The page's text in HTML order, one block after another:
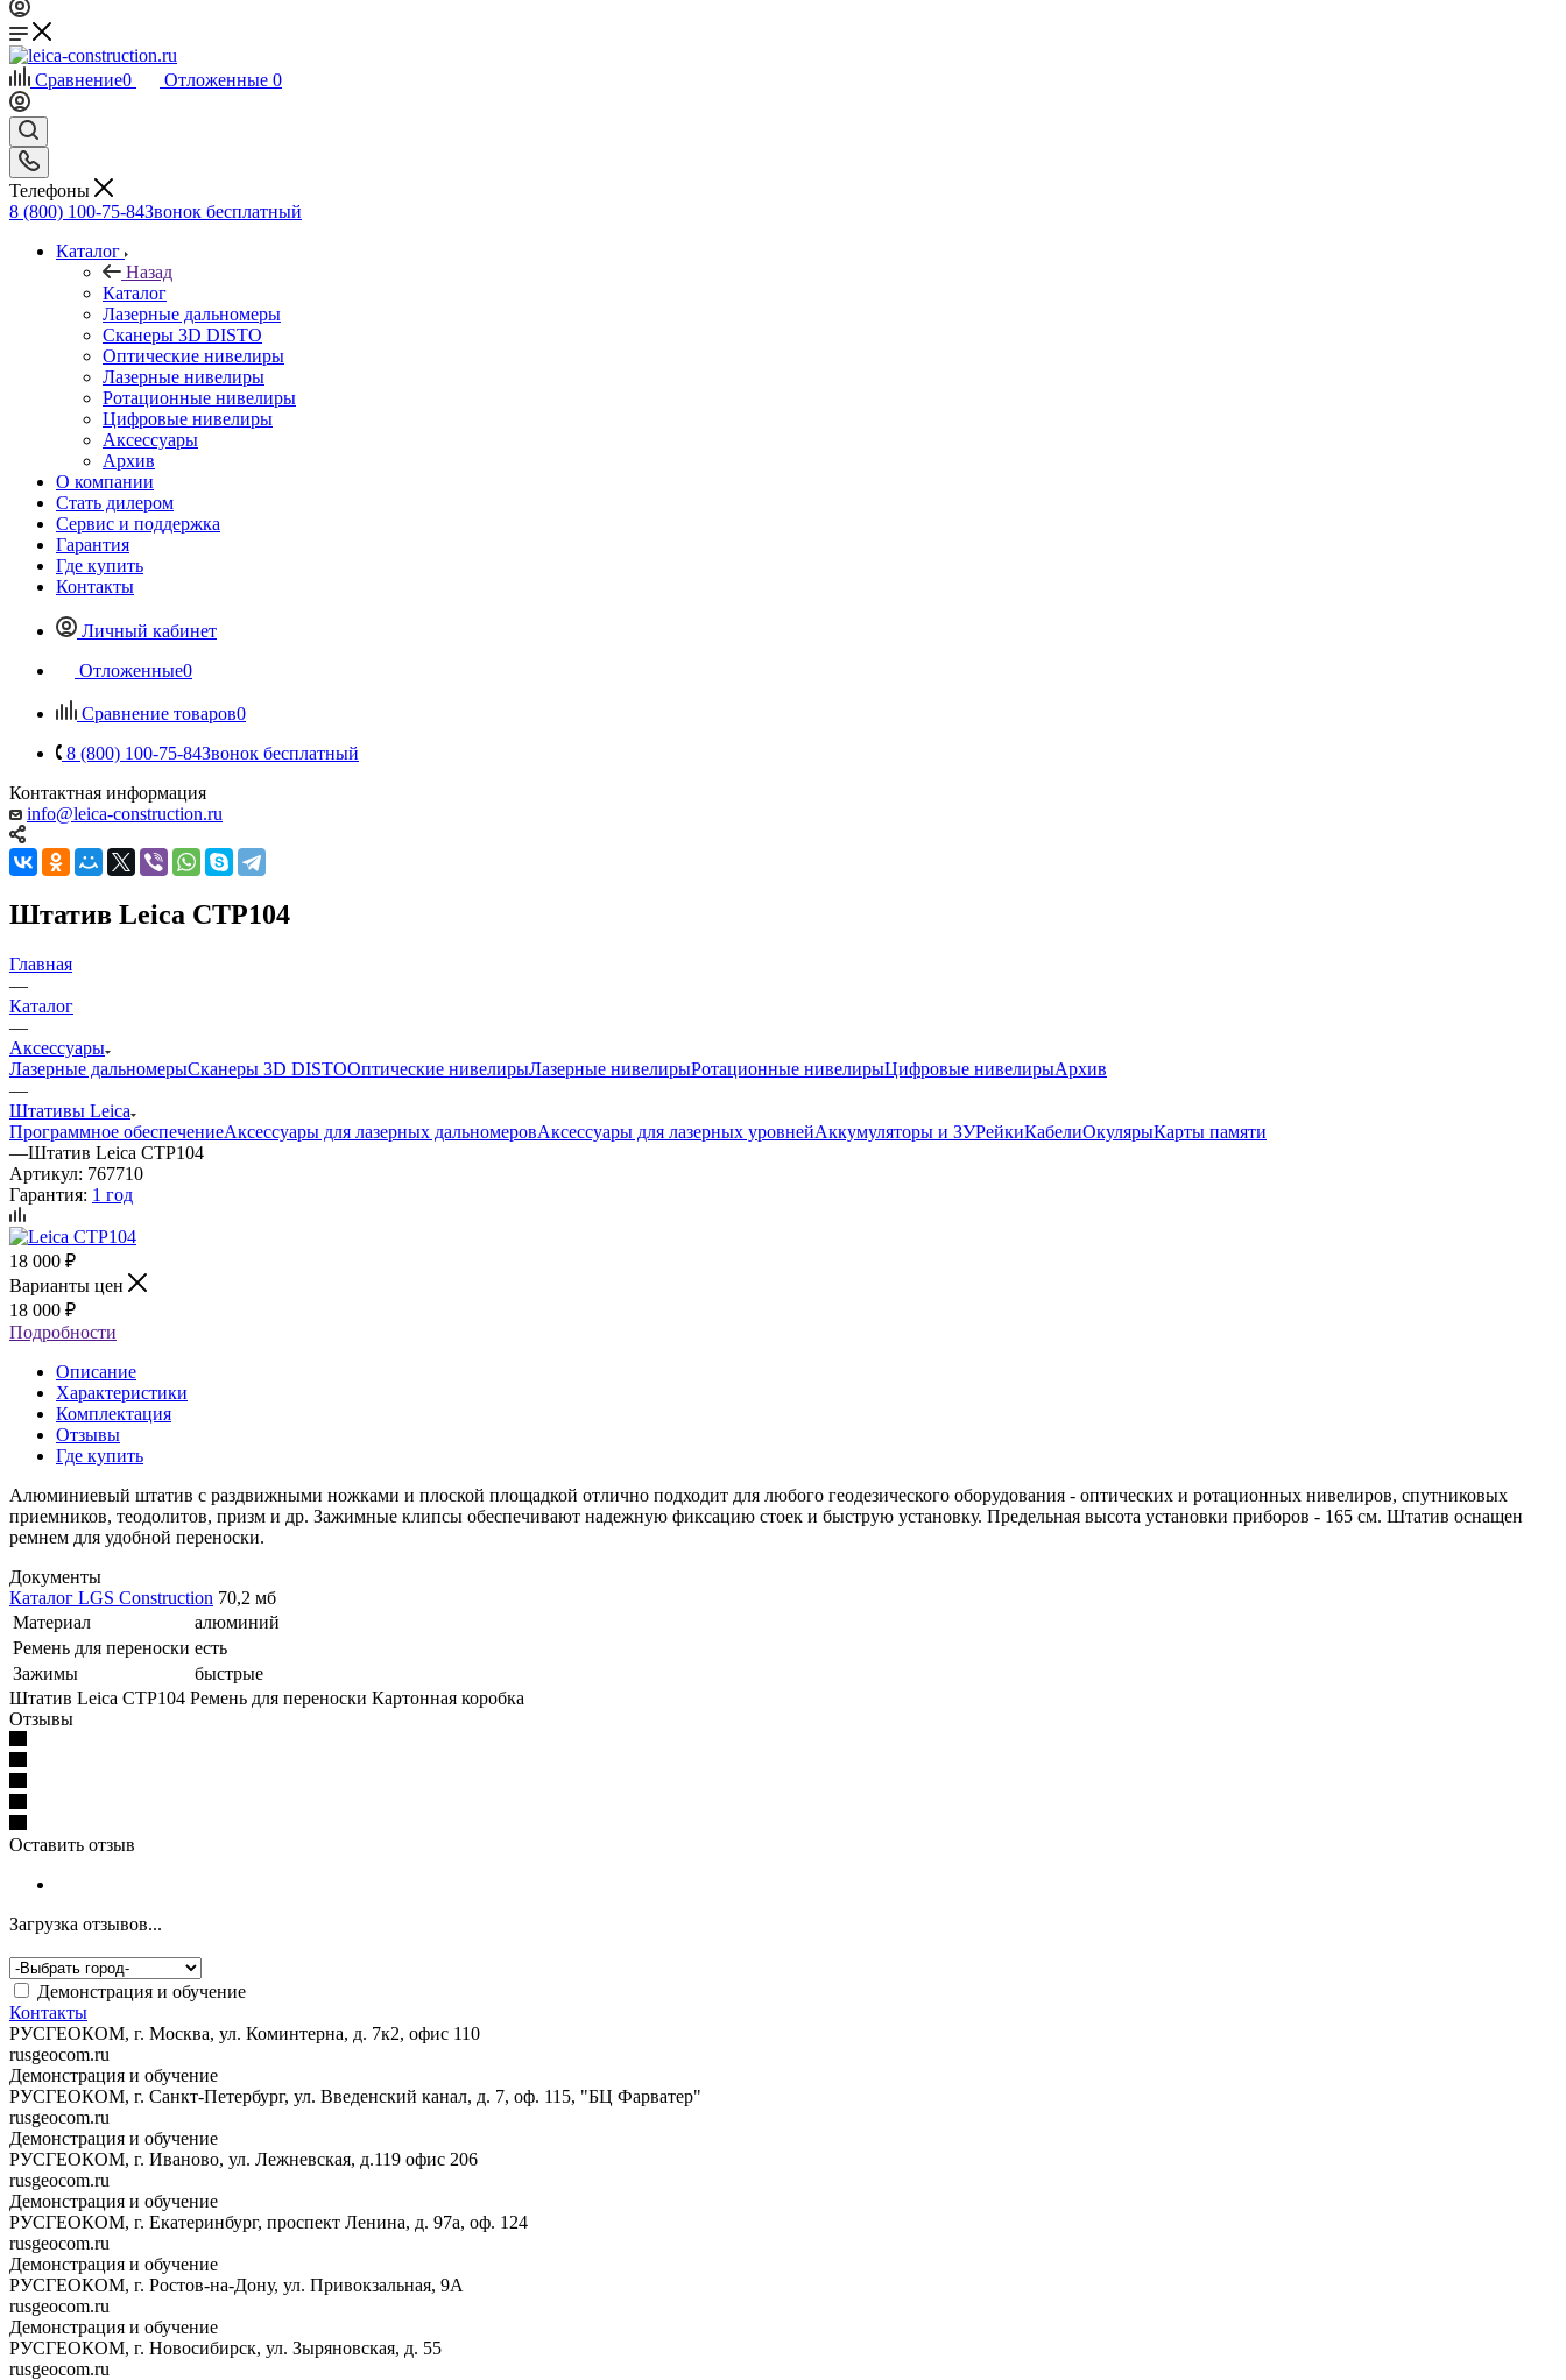
Сравнение0 Отложенные 0
Телефоны
8 (800) 100-75-84Звонок бесплатный
Каталог
Назад
Каталог
Лазерные дальномеры
Сканеры 3D DISTO
Оптические нивелиры
Лазерные нивелиры
Ротационные нивелиры
Цифровые нивелиры
Аксессуары
Архив
О компании
Стать дилером
Сервис и поддержка
Гарантия
Где купить
Контакты
Личный кабинет
Отложенные0
Сравнение товаров0
8 (800) 100-75-84Звонок бесплатный
Контактная информация
info@leica-construction.ru
Штатив Leica CTP104
Главная
—
Каталог
—
Аксессуары
Лазерные дальномерыСканеры 3D DISTOОптические нивелирыЛазерные нивелирыРотационные нивелирыЦифровые нивелирыАрхив
—
Штативы Leica
Программное обеспечениеАксессуары для лазерных дальномеровАксессуары для лазерных уровнейАккумуляторы и ЗУРейкиКабелиОкулярыКарты памяти
—Штатив Leica CTP104
Артикул: 767710
Гарантия: 1 год
18 000 ₽
Варианты цен
18 000 ₽
Подробности
Описание
Характеристики
Комплектация
Отзывы
Где купить
Алюминиевый штатив с раздвижными ножками и плоской площадкой отлично подходит для любого геодезического оборудования - оптических и ротационных нивелиров, спутниковых
приемников, теодолитов, призм и др. Зажимные клипсы обеспечивают надежную фиксацию стоек и быструю установку. Предельная высота установки приборов - 165 см. Штатив оснащен
ремнем для удобной переноски.
Документы
Каталог LGS Construction 70,2 мб
Материал
алюминий
Ремень для переноски есть
Зажимы
быстрые
Штатив Leica CTP104 Ремень для переноски Картонная коробка
Отзывы
Оставить отзыв
Загрузка отзывов...
Демонстрация и обучение
Контакты
РУСГЕОКОМ, г. Москва, ул. Коминтерна, д. 7к2, офис 110
rusgeocom.ru
Демонстрация и обучение
РУСГЕОКОМ, г. Санкт-Петербург, ул. Введенский канал, д. 7, оф. 115, "БЦ Фарватер"
rusgeocom.ru
Демонстрация и обучение
РУСГЕОКОМ, г. Иваново, ул. Лежневская, д.119 офис 206
rusgeocom.ru
Демонстрация и обучение
РУСГЕОКОМ, г. Екатеринбург, проспект Ленина, д. 97а, оф. 124
rusgeocom.ru
Демонстрация и обучение
РУСГЕОКОМ, г. Ростов-на-Дону, ул. Привокзальная, 9А
rusgeocom.ru
Демонстрация и обучение
РУСГЕОКОМ, г. Новосибирск, ул. Зыряновская, д. 55
rusgeocom.ru